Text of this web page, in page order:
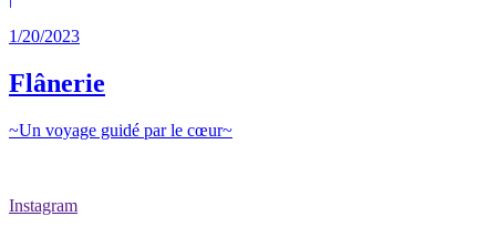
1/20/2023
Flânerie
~Un voyage guidé par le cœur~
Instagram